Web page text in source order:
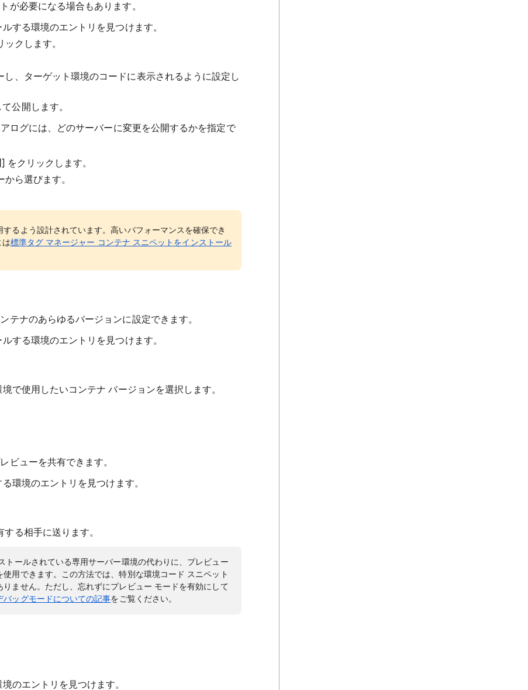
が必要になる場合もあります。
する環境のエントリを見つけます。
クします。
、ターゲット環境のコードに表示されるように設定し
公開します。
ログには、どのサーバーに変更を公開するかを指定で
] をクリックします。
ら選びます。
るよう設計されています。高いパフォーマンスを確保でき
は標準タグ マネージャー コンテナ スニペットをインストール
テナのあらゆるバージョンに設定できます。
する環境のエントリを見つけます。
で使用したいコンテナ バージョンを選択します。
ビューを共有できます。
環境のエントリを見つけます。
る相手に送ります。
トールされている専用サーバー環境の代わりに、プレビュー
用できます。この方法では、特別な環境コード スニペット
ません。ただし、忘れずにプレビュー モードを有効にして
バッグモードについての記事をご覧ください。
のエントリを見つけます。